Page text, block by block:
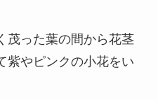
茂った葉の間から花茎
紫やピンクの小花をい